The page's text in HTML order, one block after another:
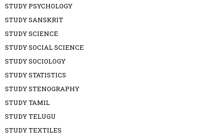
STUDY PSYCHOLOGY
STUDY SANSKRIT
STUDY SCIENCE
STUDY SOCIAL SCIENCE
STUDY SOCIOLOGY
STUDY STATISTICS
STUDY STENOGRAPHY
STUDY TAMIL
STUDY TELUGU
STUDY TEXTILES